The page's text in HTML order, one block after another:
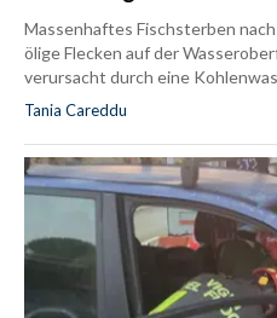
Massenhaftes Fischsterben
ölige Flecken auf der
verursacht durch eine
Tania Careddu